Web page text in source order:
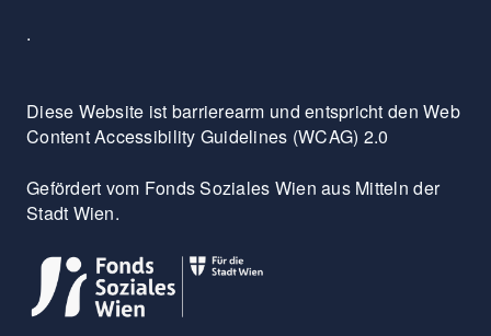
.
Diese Website ist barrierearm und entspricht den Web
Content Accessibility Guidelines (WCAG) 2.0
Gefördert vom Fonds Soziales Wien aus Mitteln der
Stadt Wien.